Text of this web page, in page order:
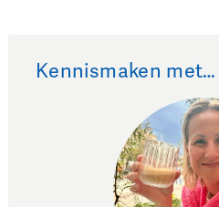
Kennismaken met…